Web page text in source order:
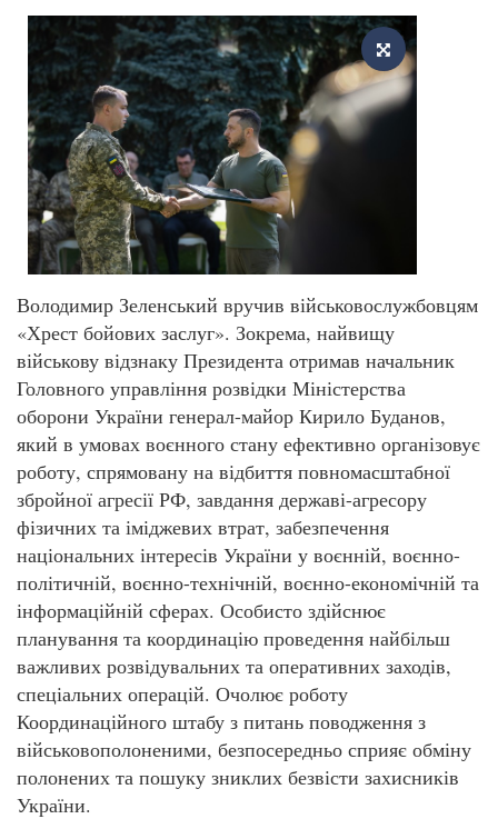
Володимир Зеленський вручив військовослужбовцям
«Хрест бойових заслуг». Зокрема, найвищу
військову відзнаку Президента отримав начальник
Головного управління розвідки Міністерства
оборони України генерал-майор Кирило Буданов,
який в умовах воєнного стану ефективно організовує
роботу, спрямовану на відбиття повномасштабної
збройної агресії РФ, завдання державі-агресору
фізичних та іміджевих втрат, забезпечення
національних інтересів України у воєнній, воєнно-
політичній, воєнно-технічній, воєнно-економічній та
інформаційній сферах. Особисто здійснює
планування та координацію проведення найбільш
важливих розвідувальних та оперативних заходів,
спеціальних операцій. Очолює роботу
Координаційного штабу з питань поводження з
військовополоненими, безпосередньо сприяє обміну
полонених та пошуку зниклих безвісти захисників
України.